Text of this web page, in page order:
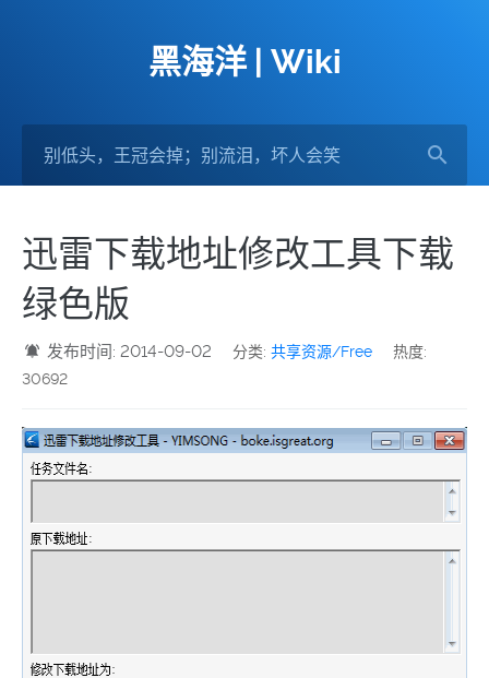
黑海洋 | Wiki
迅雷下载地址修改工具下载
绿色版
发布时间: 2014-09-02 分类:共享资源/Free
热度:
30692